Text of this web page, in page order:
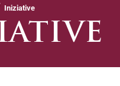
Iniziative